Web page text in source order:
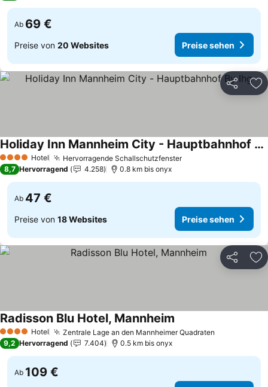
Ab 69 €
Preise von 20 Websites Preise sehen
Teilen
4 Sterne Hotel Hervorragende SchallschutzfensterPreise sehen
Holiday Inn Mannheim City - Hauptbahnhof By Ihg
Preise sehen
8,7 Hervorragend 4.258 0.8 km bis onyx
Ab 47 €
Preise von 18 Websites Preise sehen
Teilen
4 Sterne Hotel Zentrale Lage an den Mannheimer Quadraten
Radisson Blu Hotel, Mannheim
9,2 Hervorragend 7.404 0.5 km bis onyx
Ab 109 €